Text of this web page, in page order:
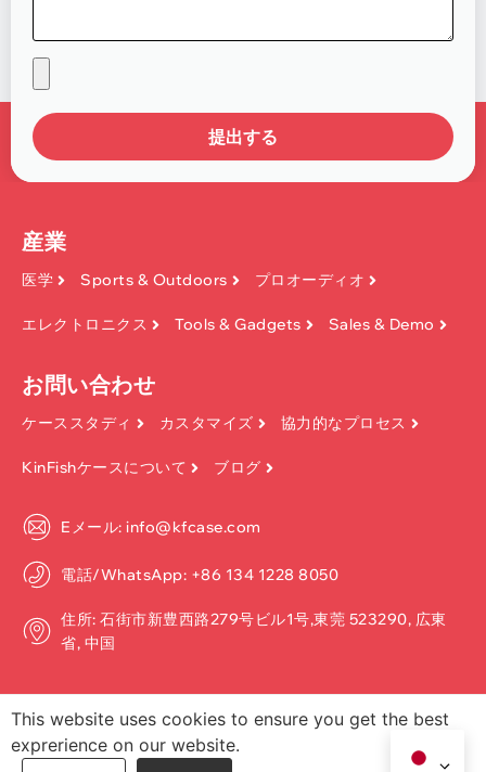
提出する
産業
医学 Sports & Outdoors プロオーディオ
エレクトロニクス Tools & Gadgets Sales & Demo
お問い合わせ
ケーススタディ カスタマイズ 協力的なプロセス
KinFishケースについて ブログ
Eメール: info@kfcase.com
電話/WhatsApp: +86 134 1228 8050
住所: 石街市新豊西路279号ビル1号,東莞 523290, 広東
省, 中国
著作権 ©2026, Dongguan Kinfish Technology Co.、Ltd. 無断転載を禁
This website uses cookies to ensure you get the best
exprerience on our website.